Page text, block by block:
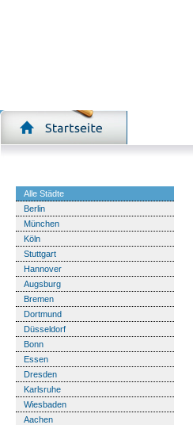
Alle Städte
Berlin
München
Köln
Stuttgart
Hannover
Augsburg
Bremen
Dortmund
Düsseldorf
Bonn
Essen
Dresden
Karlsruhe
Wiesbaden
Aachen